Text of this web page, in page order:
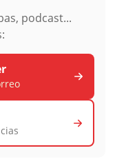
podcast...